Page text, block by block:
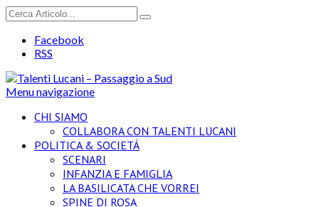
Facebook
RSS
Menu navigazione
CHI SIAMO
COLLABORA CON TALENTI LUCANI
POLITICA & SOCIETÁ
SCENARI
INFANZIA E FAMIGLIA
LA BASILICATA CHE VORREI
SPINE DI ROSA